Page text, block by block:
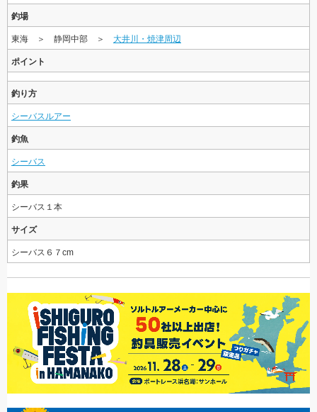
釣場
東海 ＞ 静岡中部 ＞ 大井川・焼津周辺
ポイント
釣り方
シーバスルアー
釣魚
シーバス
釣果
シーバス１本
サイズ
シーバス６７cm